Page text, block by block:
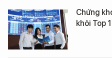
Chứng
khỏi Top